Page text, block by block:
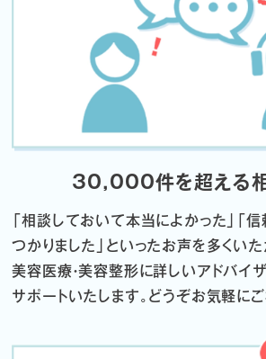
30,000件を超える
「相談しておいて本当によかった」「
つかりました」 といったお声を多くいた
美容医療・美容整形に詳しいアドバイ
サポートいたします。 どうぞお気軽にご